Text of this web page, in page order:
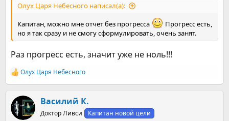
Олух Царя Небесного написал(а):
Капитан, можно мне отчет без прогресса
Прогресс есть,
но я так сразу и не смогу сформулировать, очень занят.
Раз прогресс есть, значит уже не ноль!!!
Р
е
к
ц
и
Олух Царя Небесного
Василий К.
Доктор Ливси Капитан новой цели